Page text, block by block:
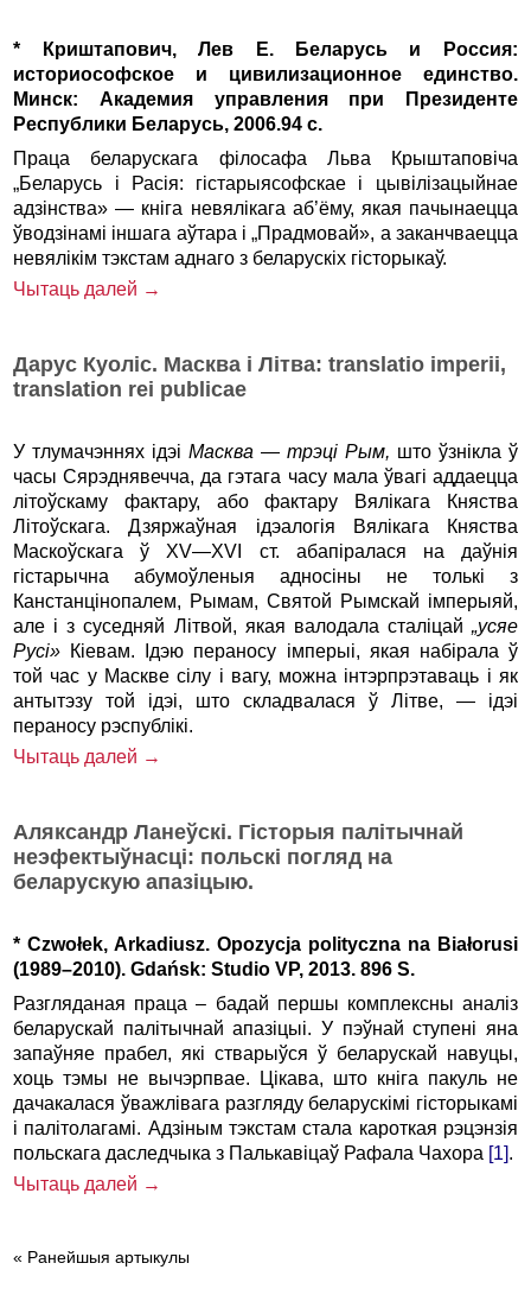
* Криштапович, Лев Е. Беларусь и Россия:
историософское и цивилизационное единство.
Минск: Академия управления при Президенте
Республики Беларусь, 2006.94 c.
Праца беларускага філосафа Льва Крыштаповіча
„Беларусь і Расія: гістарыясофскае і цывілізацыйнае
адзінства» — кніга невялікага аб’ёму, якая пачынаецца
ўводзінамі іншага аўтара і „Прадмовай», а заканчваецца
невялікім тэкстам аднаго з беларускіх гісторыкаў.
Чытаць далей →
Дарус Куоліс. Масква і Літва: translatio imperii,
translation rei publicae
У тлумачэннях ідэіМасква —трэці Рым, што ўзнікла ў
часы Сярэднявечча, да гэтага часу мала ўвагі аддаецца
літоўскаму фактару, або фактару Вялікага Княства
Літоўскага. Дзяржаўная ідэалогія Вялікага Княства
Маскоўскага ў XV—XVI ст. абапіралася на даўнія
гістарычна абумоўленыя адносіны не толькі з
Канстанцінопалем, Рымам, Святой Рымскай імперыяй,
але і з суседняй Літвой, якая валодала сталіцай „усяе
Русі» Кіевам. Ідэю пераносу імперыі, якая набірала ў
той час у Маскве сілу і вагу, можна інтэрпрэтаваць i як
антытэзу той ідэі, што складвалася ў Літве, — ідэі
пераносу рэспублікі.
Чытаць далей →
Аляксандр Ланеўскі. Гісторыя палітычнай
неэфектыўнасці: польскі погляд на
беларускую апазіцыю.
* Czwołek, Arkadiusz. Opozycja polityczna na Białorusi
(1989–2010). Gdańsk: Studio VP, 2013. 896 S.
Разгляданая праца – бадай першы комплексны аналіз
беларускай палітычнай апазіцыі. У пэўнай ступені яна
запаўняе прабел, які стварыўся ў беларускай навуцы,
хоць тэмы не вычэрпвае. Цікава, што кніга пакуль не
дачакалася ўважлівага разгляду беларускімі гісторыкамі
і палітолагамі. Адзіным тэкстам стала кароткая рэцэнзія
польскага даследчыка з Палькавіцаў Рафала Чахора [1].
Чытаць далей →
« Ранейшыя артыкулы